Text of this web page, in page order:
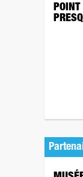
POINT